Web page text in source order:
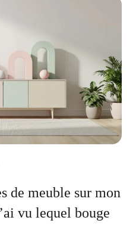
de meuble sur mon
vu lequel bouge